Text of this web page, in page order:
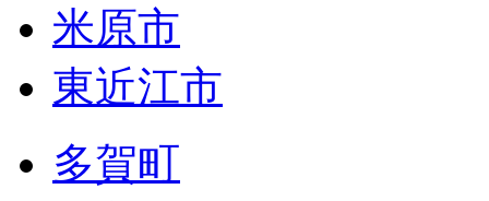
米原市
東近江市
多賀町